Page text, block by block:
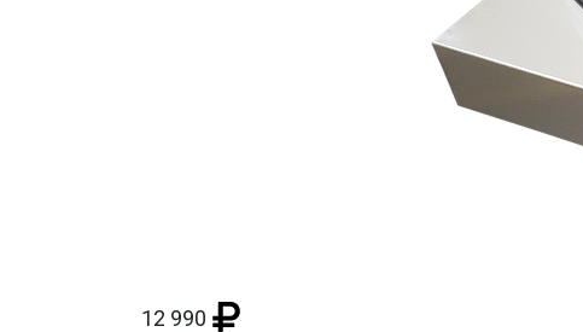
12 990